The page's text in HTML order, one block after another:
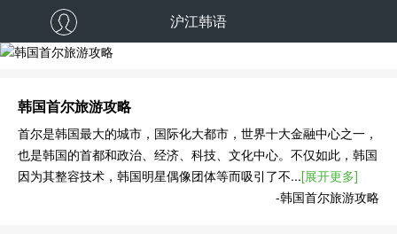
沪江韩语
韩国首尔旅游攻略
韩国首尔旅游攻略
首尔是韩国最大的城市，国际化大都市，世界十大金融中心之一，
也是韩国的首都和政治、经济、科技、文化中心。不仅如此，韩国
因为其整容技术，韩国明星偶像团体等而吸引了不...[展开更多]
-韩国首尔旅游攻略